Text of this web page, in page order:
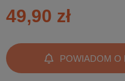
49,90 zł
POWIADOM O